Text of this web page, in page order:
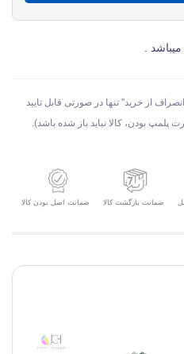
.
از خرید" تنها در صورتی قابل تایید
پلمپ بودن، کالا نباید باز شده باشد).
ضمانت بازگشت کالا ضمانت اصل بودن کالا